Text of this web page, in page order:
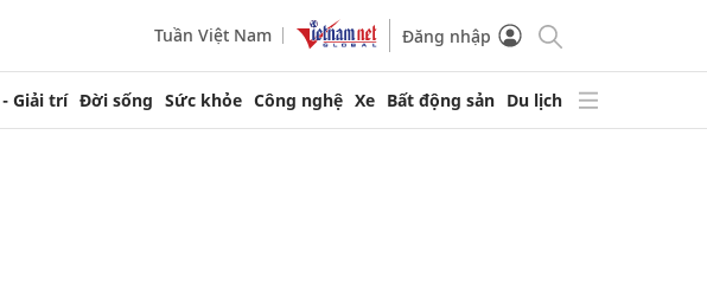
Tuần Việt Nam Đăng nhập
Giải trí Đời sống Sức khỏe Công nghệ Xe Bất động sản Du lịch